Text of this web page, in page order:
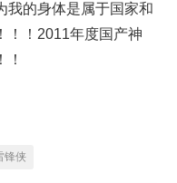
我的身体是属于国家和
！！2011年度国产神
锋侠